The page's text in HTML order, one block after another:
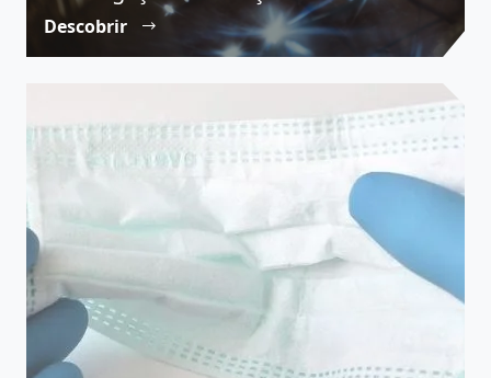
Descobrir